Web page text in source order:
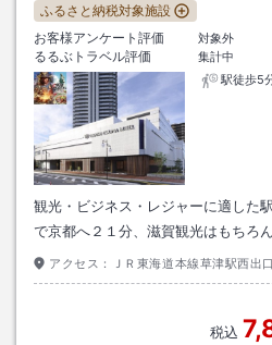
ふるさと納税対象施設
お客様アンケート評価
対象外
るるぶトラベル評価
集計中
駅徒歩5
観光・ビジネス・レジャーに適した
で京都へ２１分、滋賀観光はもちろ
アクセス： ＪＲ東海道本線草津駅西
税込